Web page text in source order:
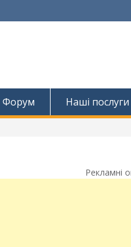
Форум Наші послуги
Рекламні